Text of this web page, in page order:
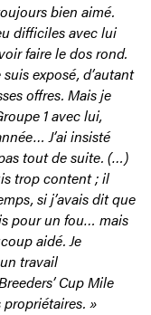
bien aimé.
difficiles avec lui
faire le dos rond.
exposé, d’autant
offres. Mais je
1 avec lui,
J’ai insisté
tout de suite. (…)
trop content ; il
si j’avais dit que
pour un fou… mais
aidé. Je
travail
Cup Mile
»